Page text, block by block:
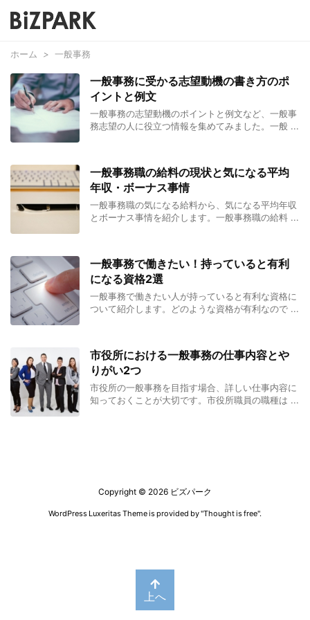
ホーム > 一般事務
一般事務に受かる志望動機の書き方のポ
イントと例文
一般事務の志望動機のポイントと例文など、一般事
務志望の人に役立つ情報を集めてみました。一般 ...
一般事務職の給料の現状と気になる平均
年収・ボーナス事情
一般事務職の気になる給料から、気になる平均年収
とボーナス事情を紹介します。一般事務職の給料 ...
一般事務で働きたい！持っていると有利
になる資格2選
一般事務で働きたい人が持っていると有利な資格に
ついて紹介します。どのような資格が有利なので ...
市役所における一般事務の仕事内容とや
りがい2つ
市役所の一般事務を目指す場合、詳しい仕事内容に
知っておくことが大切です。市役所職員の職種は ...
Copyright © 2026 ビズパーク
WordPress Luxeritas Theme is provided by "Thought is free".
上へ